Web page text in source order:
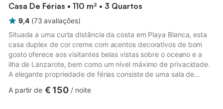
Casa De Férias • 110 m² • 3 Quartos
9,4 (73 avaliações)
Situada a uma curta distância da costa em Playa Blanca, esta
casa duplex de cor creme com acentos decorativos de bom
gosto oferece aos visitantes belas vistas sobre o oceano e a
ilha de Lanzarote, bem como um nível máximo de privacidade.
A elegante propriedade de férias consiste de uma sala de
bem como uma casa de banho e um semi-banho e pode,
A partir de € 150 / noite